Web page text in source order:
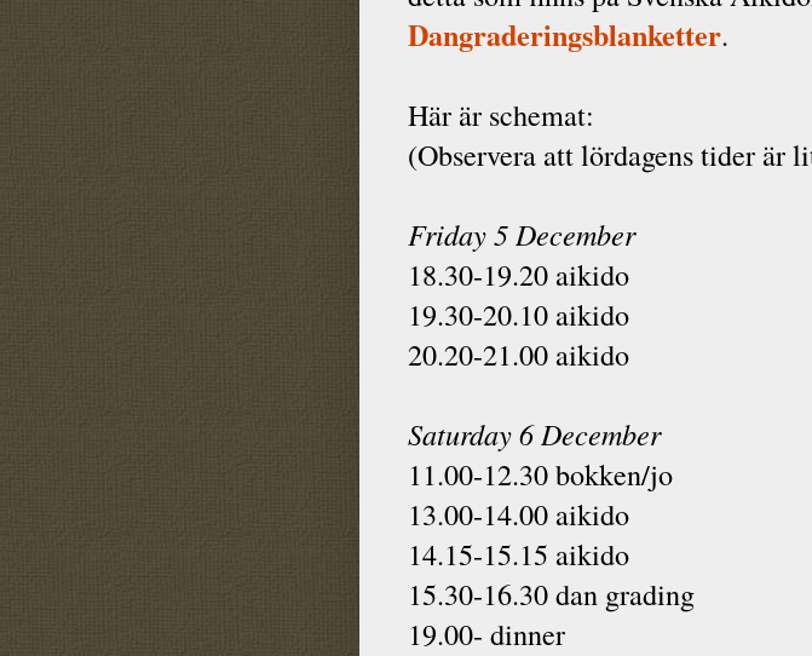
Dangraderingsblanketter.
Här är schemat:
(Observera att lördagens tider är
Friday 5 December
18.30-19.20 aikido
19.30-20.10 aikido
20.20-21.00 aikido
Saturday 6 December
11.00-12.30 bokken/jo
13.00-14.00 aikido
14.15-15.15 aikido
15.30-16.30 dan grading
19.00- dinner